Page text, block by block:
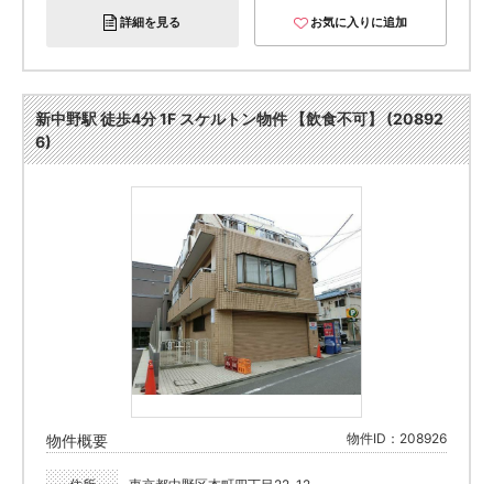
詳細を見る お気に入りに追加
新中野駅 徒歩4分 1F スケルトン物件 【飲食不可】 (20892
6)
物件概要 物件ID：208926